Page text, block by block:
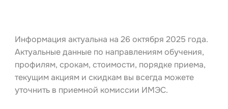
Информация актуальна на 26 октября 2025 года.
Актуальные данные по направлениям обучения,
профилям, срокам, стоимости, порядке приема,
текущим акциям и скидкам вы всегда можете
уточнить в приемной комиссии ИМЭС.